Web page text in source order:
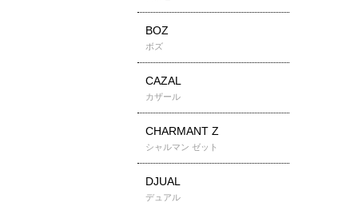
BOZ
ボズ
CAZAL
カザール
CHARMANT Z
シャルマン ゼット
DJUAL
デュアル